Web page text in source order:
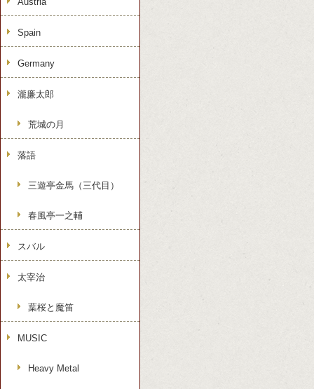
Spain
Germany
瀧廉太郎
荒城の月
落語
三遊亭金馬（三代目）
春風亭一之輔
スバル
太宰治
葉桜と魔笛
MUSIC
Heavy Metal